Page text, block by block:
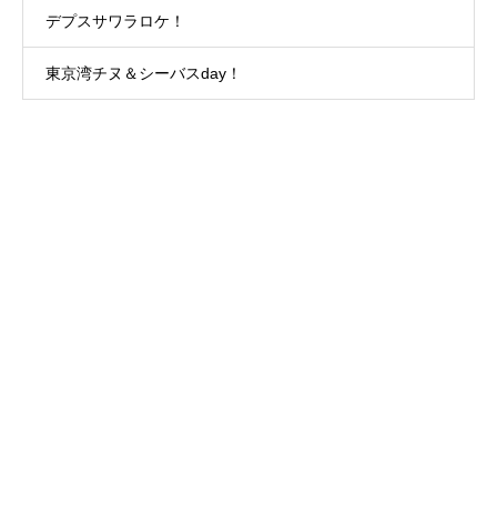
デプスサワラロケ！
東京湾チヌ＆シーバスday！